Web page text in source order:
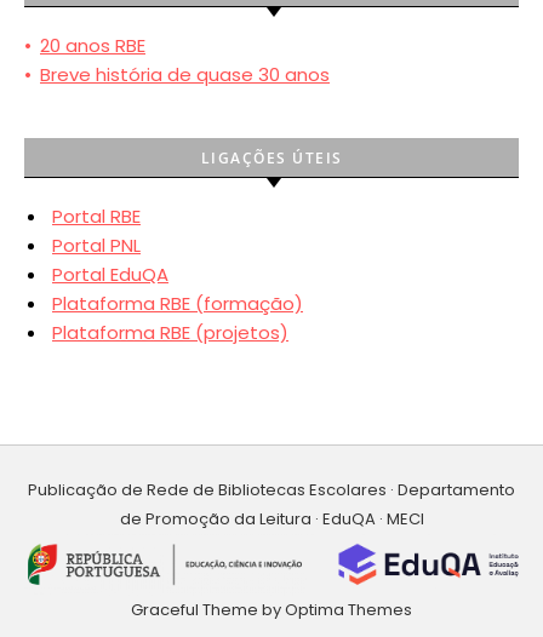
• 20 anos RBE
• Breve história de quase 30 anos
LIGAÇÕES ÚTEIS
Portal RBE
Portal PNL
Portal EduQA
Plataforma RBE (formação)
Plataforma RBE (projetos)
Publicação de Rede de Bibliotecas Escolares · Departamento
de Promoção da Leitura · EduQA · MECI
Graceful Theme byOptima Themes